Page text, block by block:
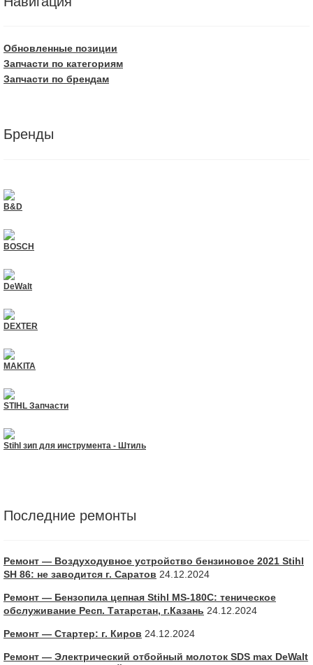
Обновленные позиции
Запчасти по категориям
Запчасти по брендам
Бренды
B&D
BOSCH
DeWalt
DEXTER
MAKITA
STIHL Запчасти
Stihl зип для инструмента - Штиль
Последние ремонты
Ремонт — Воздуходувное устройство бензиновое 2021 Stihl
SH 86: не заводится г. Саратов 24.12.2024
Ремонт — Бензопила цепная Stihl MS-180С: теническое
обслуживание Респ. Татарстан, г.Казань 24.12.2024
Ремонт — Стартер: г. Киров 24.12.2024
Ремонт — Электрический отбойный молоток SDS max DeWalt